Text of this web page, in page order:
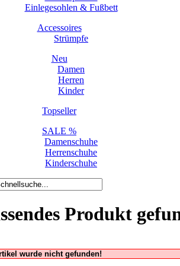
Einlegesohlen & Fußbett
Accessoires
Strümpfe
Neu
Damen
Herren
Kinder
Topseller
SALE %
Damenschuhe
Herrenschuhe
Kinderschuhe
Produkt
wurde nicht gefunden!